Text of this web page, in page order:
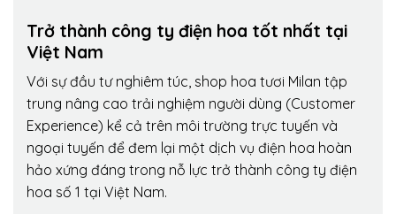
Trở thành công ty điện hoa tốt nhất tại
Việt Nam
Với sự đầu tư nghiêm túc, shop hoa tươi Milan tập
trung nâng cao trải nghiệm người dùng (Customer
Experience) kể cả trên môi trường trực tuyến và
ngoại tuyến để đem lại một dịch vụ điện hoa hoàn
hảo xứng đáng trong nỗ lực trở thành công ty điện
hoa số 1 tại Việt Nam.